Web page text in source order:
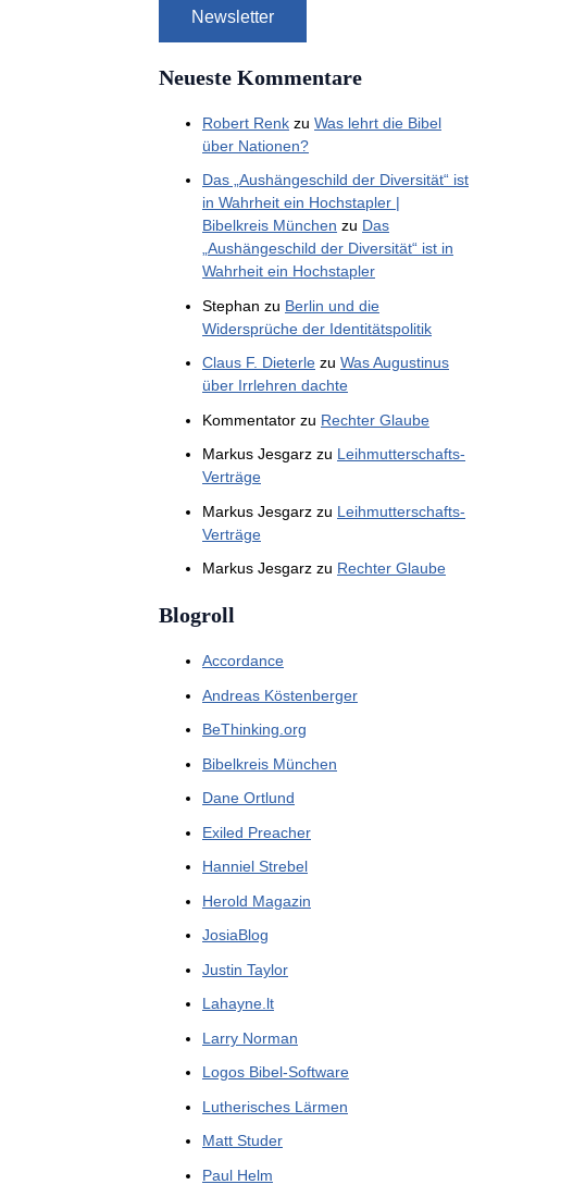
Neueste Kommentare
Robert Renk zu Was lehrt die Bibel
über Nationen?
Das „Aushängeschild der Diversität“ ist
in Wahrheit ein Hochstapler |
Bibelkreis München zu Das
„Aushängeschild der Diversität“ ist in
Wahrheit ein Hochstapler
Stephan zu Berlin und die
Widersprüche der Identitätspolitik
Claus F. Dieterle zu Was Augustinus
über Irrlehren dachte
Kommentator zu Rechter Glaube
Markus Jesgarz zu Leihmutterschafts-
Verträge
Markus Jesgarz zu Leihmutterschafts-
Verträge
Markus Jesgarz zu Rechter Glaube
Blogroll
Accordance
Andreas Köstenberger
BeThinking.org
Bibelkreis München
Dane Ortlund
Exiled Preacher
Hanniel Strebel
Herold Magazin
JosiaBlog
Justin Taylor
Lahayne.lt
Larry Norman
Logos Bibel-Software
Lutherisches Lärmen
Matt Studer
Paul Helm